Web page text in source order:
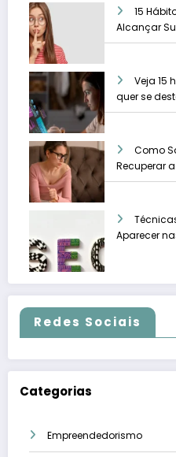
15
Alcançar
Veja 15
quer se
Como
Recuperar
Aparecer
Redes Sociais
Categorias
Empreendedorismo